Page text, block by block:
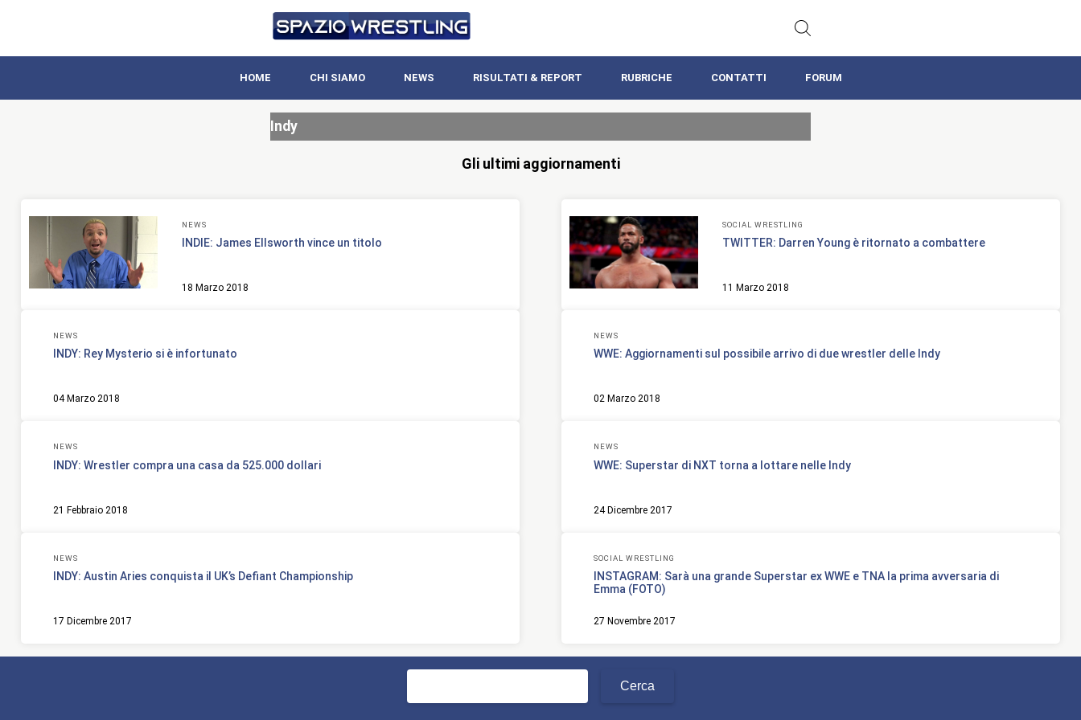
HOME CHI SIAMO NEWS RISULTATI & REPORT RUBRICHE CONTATTI FORUM
Indy
Gli ultimi aggiornamenti
NEWS
INDIE: James Ellsworth vince un titolo
18 Marzo 2018
SOCIAL WRESTLING
TWITTER: Darren Young è ritornato a combattere
11 Marzo 2018
NEWS
INDY: Rey Mysterio si è infortunato
04 Marzo 2018
NEWS
WWE: Aggiornamenti sul possibile arrivo di due wrestler delle Indy
02 Marzo 2018
NEWS
INDY: Wrestler compra una casa da 525.000 dollari
21 Febbraio 2018
NEWS
WWE: Superstar di NXT torna a lottare nelle Indy
24 Dicembre 2017
NEWS
INDY: Austin Aries conquista il UK’s Defiant Championship
17 Dicembre 2017
SOCIAL WRESTLING
INSTAGRAM: Sarà una grande Superstar ex WWE e TNA la prima avversaria di
Emma (FOTO)
27 Novembre 2017
Ricerca